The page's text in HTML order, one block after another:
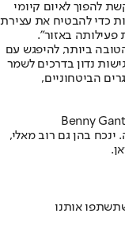
להפוך לאיום קיומי
כדי להבטיח את עצירת
פעילותה באזור".
ביותר, להיפגש עם
נדון בדרכים לשמר
הביטחוניים,
ינכח בהן גם רוב מאלי,
אותנו